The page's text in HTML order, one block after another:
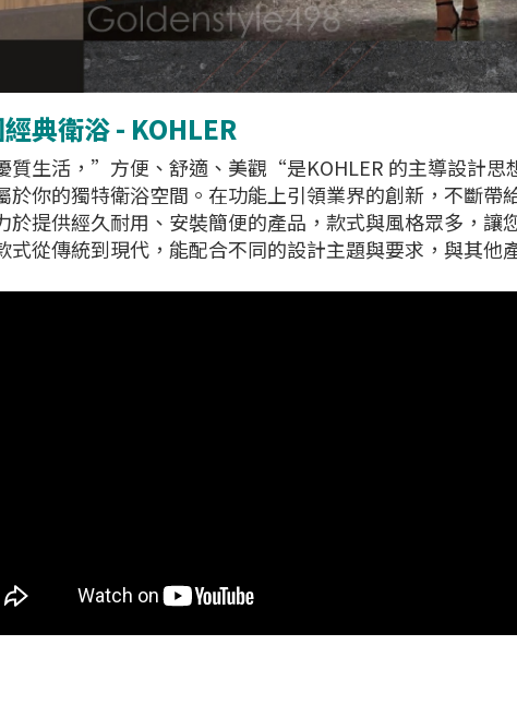
典衛浴 - KOHLER
質生活，”方便、舒適、美觀“是KOHLER 的主導設計思
於你的獨特衛浴空間。在功能上引領業界的創新，不斷帶
於提供經久耐用、安裝簡便的產品，款式與風格眾多，讓
式從傳統到現代，能配合不同的設計主題與要求，與其他